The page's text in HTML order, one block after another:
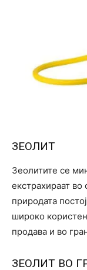
ЗЕОЛИТ
Зеолитите се
екстрахираат
природата
широко
продава и во
ЗЕОЛИТ ВО